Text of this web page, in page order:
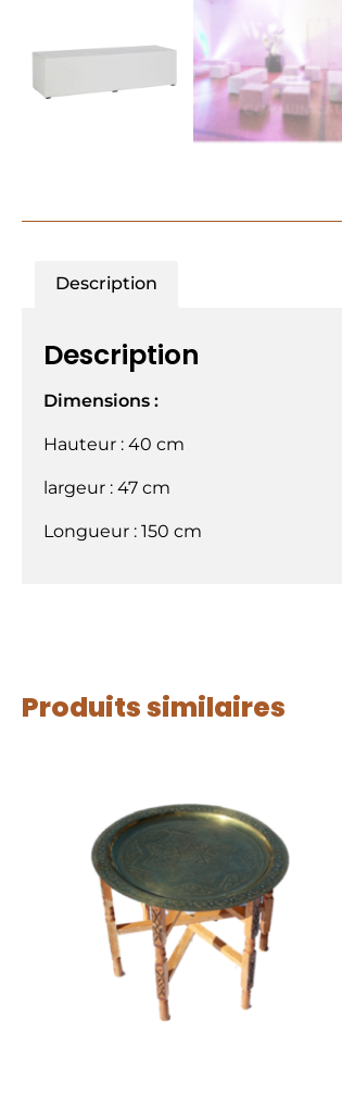
Description
Description
Dimensions :
Hauteur : 40 cm
largeur : 47 cm
Longueur : 150 cm
Produits similaires